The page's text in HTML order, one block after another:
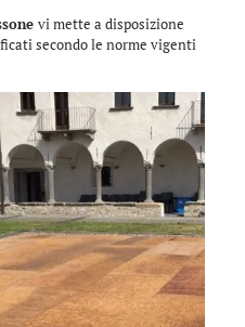
vi mette a disposizione
secondo le norme vigenti